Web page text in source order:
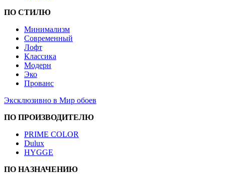
ПО СТИЛЮ
Минимализм
Современный
Лофт
Классика
Модерн
Эко
Прованс
Эксклюзивно в Мир обоев
ПО ПРОИЗВОДИТЕЛЮ
PRIME COLOR
Dulux
HYGGE
ПО НАЗНАЧЕНИЮ